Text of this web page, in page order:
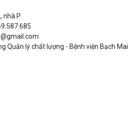
nhà P
Quản lý chất lượng - Bệnh viện Bạch Mai